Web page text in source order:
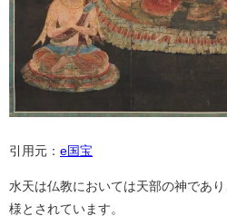
引用元： e国宝
水天は仏教においては天部の神であ
様とされています。